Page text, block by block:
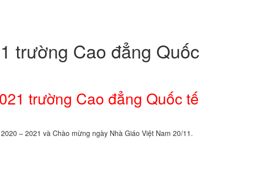
trường Cao đẳng Quốc
trường Cao đẳng Quốc tế
– 2021 và Chào mừng ngày Nhà Giáo Việt Nam 20/11.